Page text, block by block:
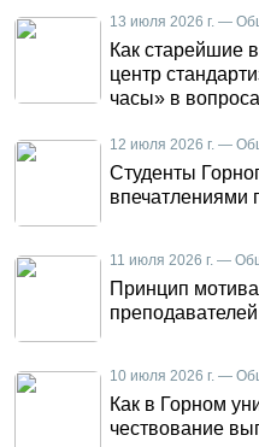
13 июля 2026 г. —
Как старейшие
центр
часы» в
12 июля 2026 г. —
Студенты
впечатлениями
11 июля 2026 г. —
Принцип
10 июля 2026 г. —
Как в Горном
чествование